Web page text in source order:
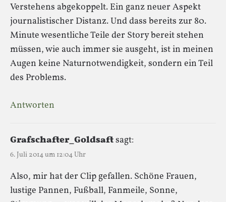
Verstehens abgekoppelt. Ein ganz neuer Aspekt
journalistischer Distanz. Und dass bereits zur 80.
Minute wesentliche Teile der Story bereit stehen
müssen, wie auch immer sie ausgeht, ist in meinen
Augen keine Naturnotwendigkeit, sondern ein Teil
des Problems.
Antworten
Grafschafter_Goldsaftsagt:
6. Juli 2014 um 12:04 Uhr
Also, mir hat der Clip gefallen. Schöne Frauen,
lustige Pannen, Fußball, Fanmeile, Sonne,